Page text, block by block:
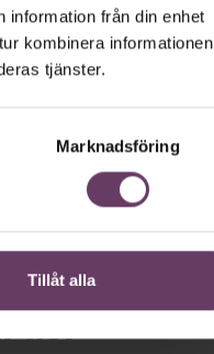
information från din enhet
kombinera informationen
tjänster.
Marknadsföring
Tillåt alla
av: